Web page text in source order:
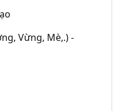
Vừng, Mè,.) -